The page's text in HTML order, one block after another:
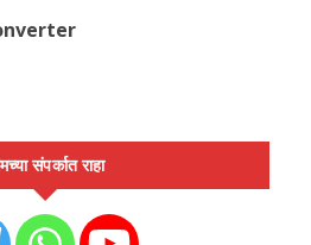
संपर्कात राहा